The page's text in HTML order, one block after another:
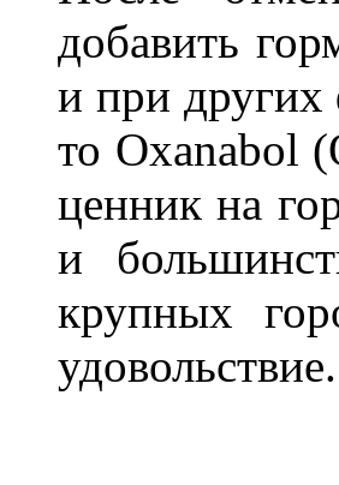
добавить
и при других
то Oxanabol
ценник на
и
крупных
удовольствие.